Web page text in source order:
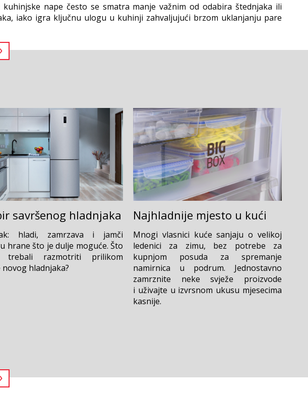
kuhinjske nape često se smatra manje važnim od odabira štednjaka ili
iako igra ključnu ulogu u kuhinji zahvaljujući brzom uklanjanju pare
savršenog hladnjaka
hladi, zamrzava i jamči
hrane što je dulje moguće. Što
trebali razmotriti prilikom
hladnjaka?
Najhladnije mjesto u kući
Mnogi vlasnici kuće sanjaju o velikoj
ledenici za zimu, bez potrebe za
kupnjom posuda za spremanje
namirnica u podrum. Jednostavno
zamrznite neke svježe proizvode
i uživajte u izvrsnom ukusu mjesecima
kasnije.